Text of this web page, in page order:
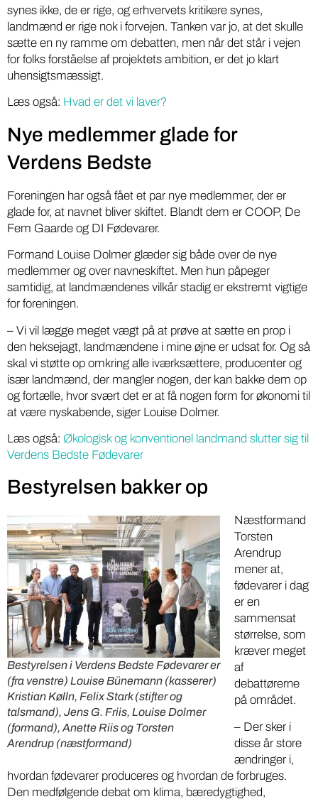
synes ikke, de er rige, og erhvervets kritikere synes,
landmænd er rige nok i forvejen. Tanken var jo, at det skulle
sætte en ny ramme om debatten, men når det står i vejen
for folks forståelse af projektets ambition, er det jo klart
uhensigtsmæssigt.
Læs også: Hvad er det vi laver?
Nye medlemmer glade for
Verdens Bedste
Foreningen har også fået et par nye medlemmer, der er
glade for, at navnet bliver skiftet. Blandt dem er COOP, De
Fem Gaarde og DI Fødevarer.
Formand Louise Dolmer glæder sig både over de nye
medlemmer og over navneskiftet. Men hun påpeger
samtidig, at landmændenes vilkår stadig er ekstremt vigtige
for foreningen.
– Vi vil lægge meget vægt på at prøve at sætte en prop i
den heksejagt, landmændene i mine øjne er udsat for. Og så
skal vi støtte op omkring alle iværksættere, producenter og
især landmænd, der mangler nogen, der kan bakke dem op
og fortælle, hvor svært det er at få nogen form for økonomi til
at være nyskabende, siger Louise Dolmer.
Læs også: Økologisk og konventionel landmand slutter sig til
Verdens Bedste Fødevarer
Bestyrelsen bakker op
Bestyrelsen i Verdens Bedste Fødevarer er
(fra venstre) Louise Bünemann (kasserer)
Kristian Kølln, Felix Stark (stifter og
talsmand), Jens G. Friis, Louise Dolmer
(formand), Anette Riis og Torsten
Arendrup (næstformand)
Næstformand
Torsten
Arendrup
mener at,
fødevarer i dag
er en
sammensat
størrelse, som
kræver meget
af
debattørerne
på området.
– Der sker i
disse år store
ændringer i,
hvordan fødevarer produceres og hvordan de forbruges.
Den medfølgende debat om klima, bæredygtighed,